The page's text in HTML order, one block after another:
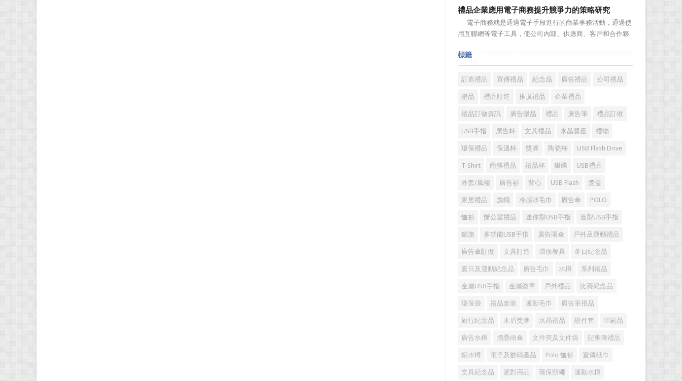
廣的營銷管理思路上，也有許多禮品企業走入了幾大誤區而
無法自拔，這其中，最為常見的誤區有： 誤區一：不清
楚品牌到底在表達什麼 很多禮品企業在推廣品牌之前，
不知道到...
禮品企業應用電子商務提升競爭力的策略研究
電子商務就是通過電子手段進行的商業事務活動，通過使
用互聯網等電子工具，使公司內部、供應商、客戶和合作夥
子化，配合企業內部的電子化生產管理系統，提高企業的生
產、庫存、流通和資金等各個環節的效率。它具有結構性、
動態性、社...
標籤
訂造禮品 宣傳禮品 紀念品 廣告禮品 公司禮品
贈品 禮品訂造 推廣禮品 企業禮品
禮品訂做資訊 廣告贈品 禮品 廣告筆 禮品訂做
USB手指 廣告杯 文具禮品 水晶獎座 禮物
環保禮品 保溫杯 獎牌 陶瓷杯 USB Flash Drive
T-Shirt 商務禮品 禮品杯 銀碟 USB禮品
外套/風褸 廣告衫 背心 USB Flash 獎盃
家居禮品 旗幟 冷感冰毛巾 廣告傘 POLO
恤衫 辦公室禮品 迷你型USB手指 造型USB手指
錦旗 多功能USB手指 廣告雨傘 戶外及運動禮品
廣告傘訂做 文具訂造 環保餐具 冬日紀念品
夏日及運動紀念品 廣告毛巾 水樽 系列禮品
金屬USB手指 金屬徽章 戶外禮品 比賽紀念品
環保袋 禮品套裝 運動毛巾 廣告筆禮品
旅行紀念品 木盾獎牌 水晶禮品 證件套 印刷品
廣告水樽 摺疊雨傘 文件夾及文件袋 記事簿禮品
鋁水樽 電子及數碼產品 Polo 恤衫 宣傳紙巾
文具紀念品 派對用品 環保頸繩 運動水樽